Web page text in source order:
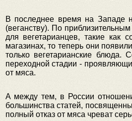
В последнее время на Западе
(веганству). По
для вегетарианцев, такие как
магазинах, то теперь они
только вегетарианские блюда.
переходной стадии -
от мяса.
А между тем, в России
большинства статей,
полный отказ от мяса чреват